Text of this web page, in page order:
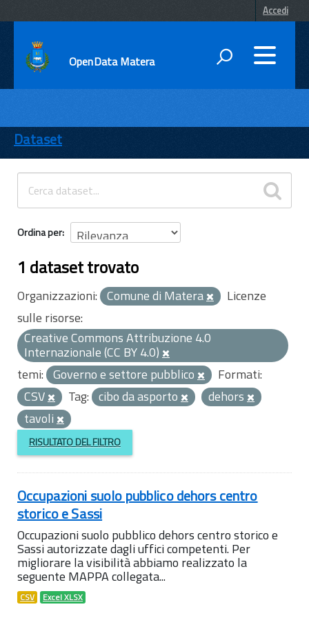
Accedi
OpenData Matera
ENTI
TEMI
INFORMAZIONI
Dataset
Ordina per
1 dataset trovato
Organizzazioni: Comune di Matera
Licenze
sulle risorse:
Creative Commons Attribuzione 4.0
Internazionale (CC BY 4.0)
temi: Governo e settore pubblico
Formati:
CSV
Tag: cibo da asporto
dehors
tavoli
RISULTATO DEL FILTRO
Occupazioni suolo pubblico dehors centro
storico e Sassi
Occupazioni suolo pubblico dehors centro storico e
Sassi autorizzate dagli uffici competenti. Per
migliorare la visibilità abbiamo realizzato la
seguente MAPPA collegata...
CSV Excel XLSX